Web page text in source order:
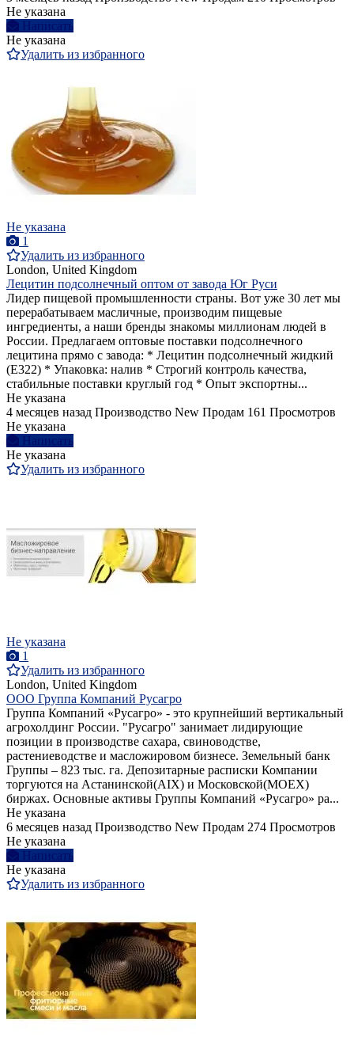
Не указана
Написать
Не указана
Удалить из избранного
Не указана
1
Удалить из избранного
London, United Kingdom
Лецитин подсолнечный оптом от завода Юг Руси
Лидер пищевой промышленности страны. Вот уже 30 лет мы
перерабатываем масличные, производим пищевые
ингредиенты, а наши бренды знакомы миллионам людей в
России. Предлагаем оптовые поставки подсолнечного
лецитина прямо с завода: * Лецитин подсолнечный жидкий
(Е322) * Упаковка: налив * Строгий контроль качества,
стабильные поставки круглый год * Опыт экспортны...
Не указана
4 месяцев назад Производство New Продам 161 Просмотров
Не указана
Написать
Не указана
Удалить из избранного
Не указана
1
Удалить из избранного
London, United Kingdom
ООО Группа Компаний Русагро
Группа Компаний «Русагро» - это крупнейший вертикальный
агрохолдинг России. "Русагро" занимает лидирующие
позиции в производстве сахара, свиноводстве,
растениеводстве и масложировом бизнесе. Земельный банк
Группы – 823 тыс. га. Депозитарные расписки Компании
торгуются на Астанинской(AIX) и Московской(MOEX)
биржах. Основные активы Группы Компаний «Русагро» ра...
Не указана
6 месяцев назад Производство New Продам 274 Просмотров
Не указана
Написать
Не указана
Удалить из избранного